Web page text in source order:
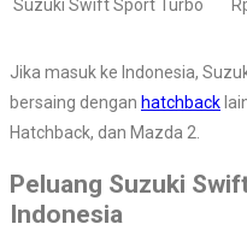
Suzuki Swift Sport Turbo
Jika masuk ke Indonesia,
bersaing dengan hatchback
Hatchback, dan Mazda 2.
Peluang Suzuki
Indonesia